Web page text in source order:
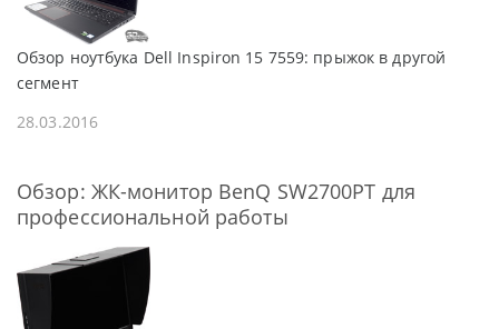
Обзор ноутбука Dell Inspiron 15 7559: прыжок в другой
сегмент
28.03.2016
Обзор: ЖК-монитор BenQ SW2700PT для
профессиональной работы